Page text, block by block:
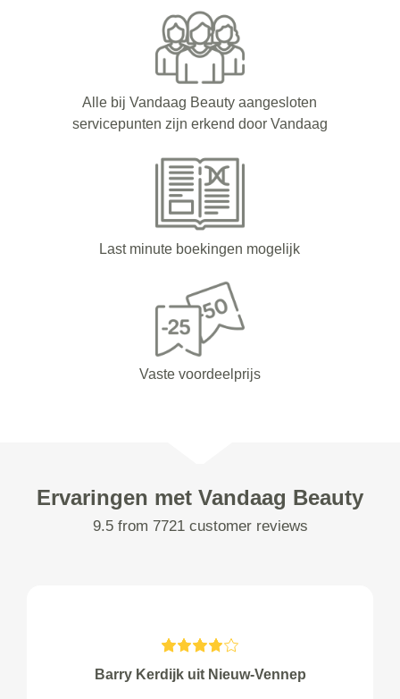
Alle bij Vandaag Beauty aangesloten
servicepunten zijn erkend door Vandaag
Last minute boekingen mogelijk
Vaste voordeelprijs
Ervaringen met Vandaag Beauty
9.5 from 7721 customer reviews
Barry Kerdijk uit Nieuw-Vennep